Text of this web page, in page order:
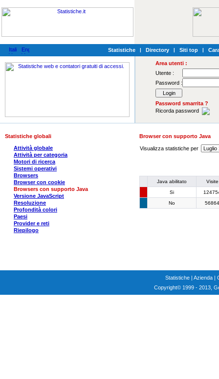
Statistiche | Directory | Siti top |
Area utenti :
Utente :
Password :
Password smarrita ?
Ricorda password
Statistiche globali
Attività globale
Attività per categoria
Motori di ricerca
Sistemi operativi
Browsers
Browser con cookie
Browsers con supporto Java
Versione JavaScript
Resoluzione
Profondità colori
Paesi
Provider e reti
Riepilogo
Browser con supporto Java
Visualizza statistiche per
Java abilitato
Visite
Si
No
56864
Statistiche | Azienda |
Copyright© 1999 - 2013,